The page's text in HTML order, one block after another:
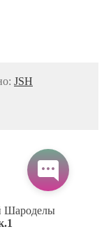
JSH
Шароделы